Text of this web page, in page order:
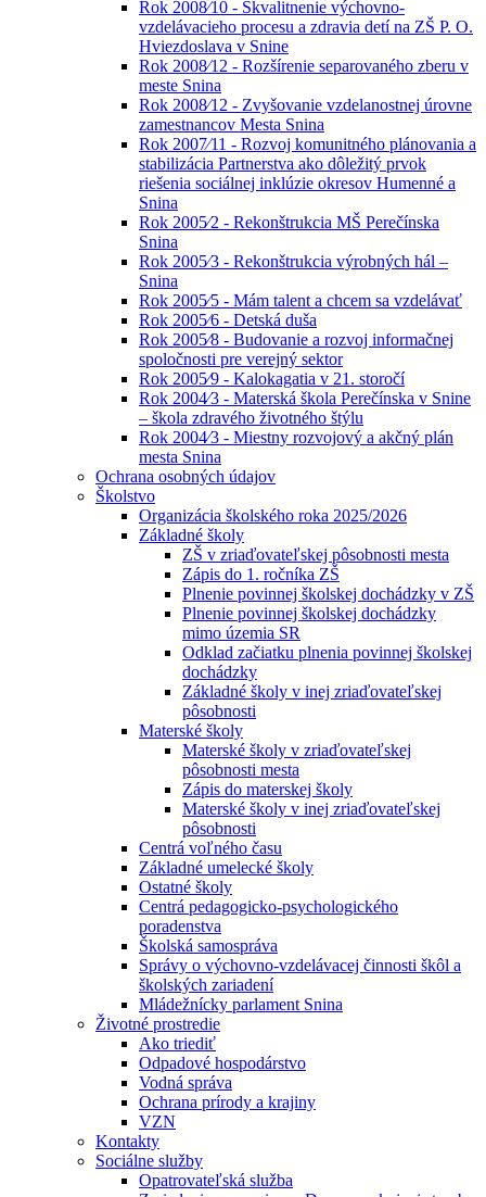
Rok 2008⁄10 - Skvalitnenie výchovno-
vzdelávacieho procesu a zdravia detí na ZŠ P. O.
Hviezdoslava v Snine
Rok 2008⁄12 - Rozšírenie separovaného zberu v
meste Snina
Rok 2008⁄12 - Zvyšovanie vzdelanostnej úrovne
zamestnancov Mesta Snina
Rok 2007⁄11 - Rozvoj komunitného plánovania a
stabilizácia Partnerstva ako dôležitý prvok
riešenia sociálnej inklúzie okresov Humenné a
Snina
Rok 2005⁄2 - Rekonštrukcia MŠ Perečínska
Snina
Rok 2005⁄3 - Rekonštrukcia výrobných hál –
Snina
Rok 2005⁄5 - Mám talent a chcem sa vzdelávať
Rok 2005⁄6 - Detská duša
Rok 2005⁄8 - Budovanie a rozvoj informačnej
spoločnosti pre verejný sektor
Rok 2005⁄9 - Kalokagatia v 21. storočí
Rok 2004⁄3 - Materská škola Perečínska v Snine
– škola zdravého životného štýlu
Rok 2004⁄3 - Miestny rozvojový a akčný plán
mesta Snina
Ochrana osobných údajov
Školstvo
Organizácia školského roka 2025/2026
Základné školy
ZŠ v zriaďovateľskej pôsobnosti mesta
Zápis do 1. ročníka ZŠ
Plnenie povinnej školskej dochádzky v ZŠ
Plnenie povinnej školskej dochádzky
mimo územia SR
Odklad začiatku plnenia povinnej školskej
dochádzky
Základné školy v inej zriaďovateľskej
pôsobnosti
Materské školy
Materské školy v zriaďovateľskej
pôsobnosti mesta
Zápis do materskej školy
Materské školy v inej zriaďovateľskej
pôsobnosti
Centrá voľného času
Základné umelecké školy
Ostatné školy
Centrá pedagogicko-psychologického
poradenstva
Školská samospráva
Správy o výchovno-vzdelávacej činnosti škôl a
školských zariadení
Mládežnícky parlament Snina
Životné prostredie
Ako triediť
Odpadové hospodárstvo
Vodná správa
Ochrana prírody a krajiny
VZN
Kontakty
Sociálne služby
Opatrovateľská služba